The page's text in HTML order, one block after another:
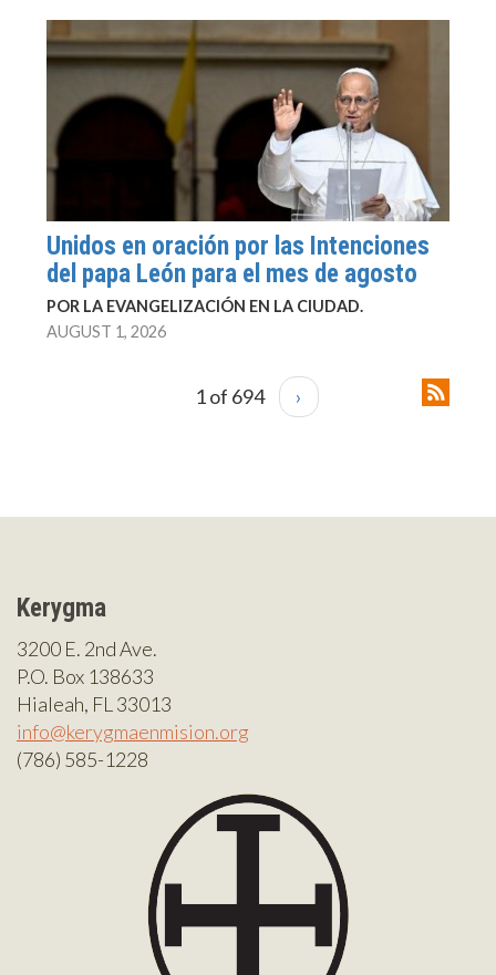
Unidos en oración por las Intenciones
del papa León para el mes de agosto
POR LA EVANGELIZACIÓN EN LA CIUDAD.
AUGUST 1, 2026
1 of 694 ›
Kerygma
3200 E. 2nd Ave.
P.O. Box 138633
Hialeah, FL 33013
info@kerygmaenmision.org
(786) 585-1228